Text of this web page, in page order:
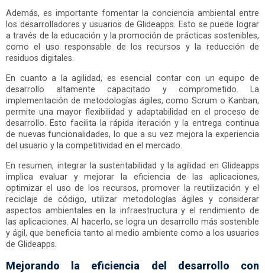
Además, es importante fomentar la conciencia ambiental entre
los desarrolladores y usuarios de Glideapps. Esto se puede lograr
a través de la educación y la promoción de prácticas sostenibles,
como el uso responsable de los recursos y la reducción de
residuos digitales.
En cuanto a la agilidad, es esencial contar con un equipo de
desarrollo altamente capacitado y comprometido. La
implementación de metodologías ágiles, como Scrum o Kanban,
permite una mayor flexibilidad y adaptabilidad en el proceso de
desarrollo. Esto facilita la rápida iteración y la entrega continua
de nuevas funcionalidades, lo que a su vez mejora la experiencia
del usuario y la competitividad en el mercado.
En resumen, integrar la sustentabilidad y la agilidad en Glideapps
implica evaluar y mejorar la eficiencia de las aplicaciones,
optimizar el uso de los recursos, promover la reutilización y el
reciclaje de código, utilizar metodologías ágiles y considerar
aspectos ambientales en la infraestructura y el rendimiento de
las aplicaciones. Al hacerlo, se logra un desarrollo más sostenible
y ágil, que beneficia tanto al medio ambiente como a los usuarios
de Glideapps.
Mejorando la eficiencia del desarrollo con